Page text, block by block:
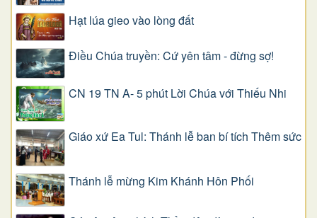
Hạt lúa gieo vào lòng đất
Điều Chúa truyền: Cứ yên tâm - đừng sợ!
CN 19 TN A- 5 phút Lời Chúa với Thiếu Nhi
Giáo xứ Ea Tul: Thánh lễ ban bí tích Thêm sức
Thánh lễ mừng Kim Khánh Hôn Phối